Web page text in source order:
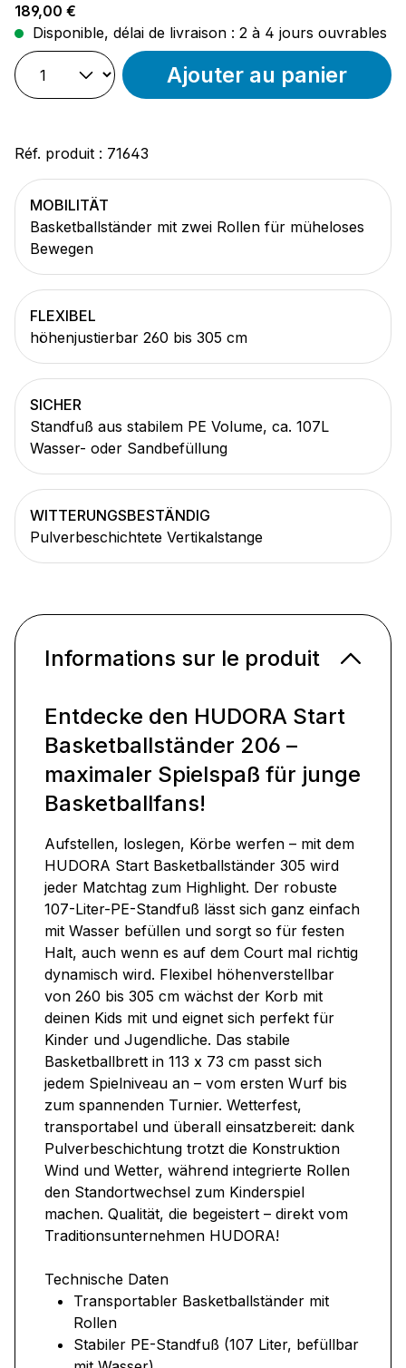
Prix régulier :
189,00 €
Disponible, délai de livraison : 2 à 4 jours ouvrables
Ajouter au panier
Réf. produit : 71643
MOBILITÄT
Basketballständer mit zwei Rollen für müheloses
Bewegen
FLEXIBEL
höhenjustierbar 260 bis 305 cm
SICHER
Standfuß aus stabilem PE Volume, ca. 107L
Wasser- oder Sandbefüllung
WITTERUNGSBESTÄNDIG
Pulverbeschichtete Vertikalstange
Informations sur le produit
Entdecke den HUDORA Start
Basketballständer 206 –
maximaler Spielspaß für junge
Basketballfans!
Aufstellen, loslegen, Körbe werfen – mit dem
HUDORA Start Basketballständer 305 wird
jeder Matchtag zum Highlight. Der robuste
107-Liter-PE-Standfuß lässt sich ganz einfach
mit Wasser befüllen und sorgt so für festen
Halt, auch wenn es auf dem Court mal richtig
dynamisch wird. Flexibel höhenverstellbar
von 260 bis 305 cm wächst der Korb mit
deinen Kids mit und eignet sich perfekt für
Kinder und Jugendliche. Das stabile
Basketballbrett in 113 x 73 cm passt sich
jedem Spielniveau an – vom ersten Wurf bis
zum spannenden Turnier. Wetterfest,
transportabel und überall einsatzbereit: dank
Pulverbeschichtung trotzt die Konstruktion
Wind und Wetter, während integrierte Rollen
den Standortwechsel zum Kinderspiel
machen. Qualität, die begeistert – direkt vom
Traditionsunternehmen HUDORA!
Technische Daten
Transportabler Basketballständer mit
Rollen
Stabiler PE-Standfuß (107 Liter, befüllbar